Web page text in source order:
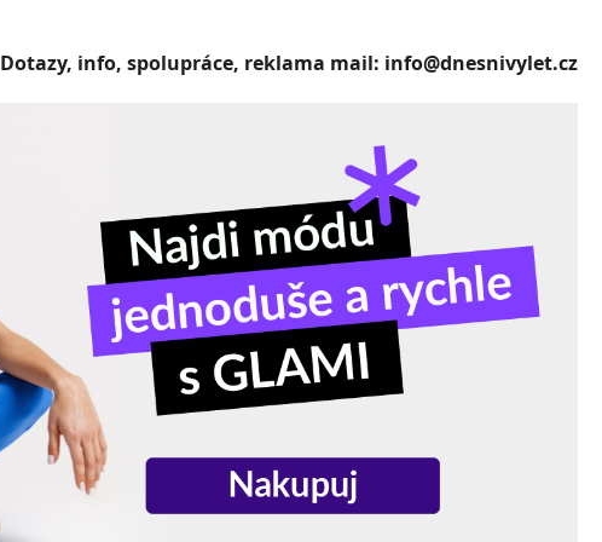
Dotazy, info, spolupráce, reklama mail: info@dnesnivylet.cz